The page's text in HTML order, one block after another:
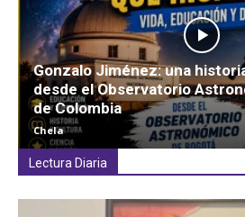
Gonzalo Jiménez: una
desde el Observatorio
de Colombia
Chela
Lectura Diaria